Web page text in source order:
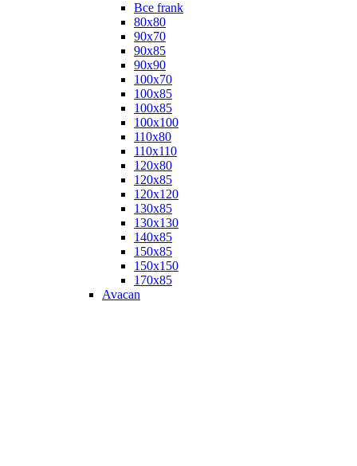
Все frank
80х80
90х70
90х85
90х90
100х70
100х85
100х85
100х100
110х80
110х110
120х80
120х85
120х120
130х85
130х130
140х85
150х85
150х150
170х85
Avacan